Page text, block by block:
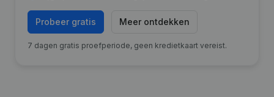
Probeer gratis Meer ontdekken
7 dagen gratis proefperiode, geen kredietkaart vereist.